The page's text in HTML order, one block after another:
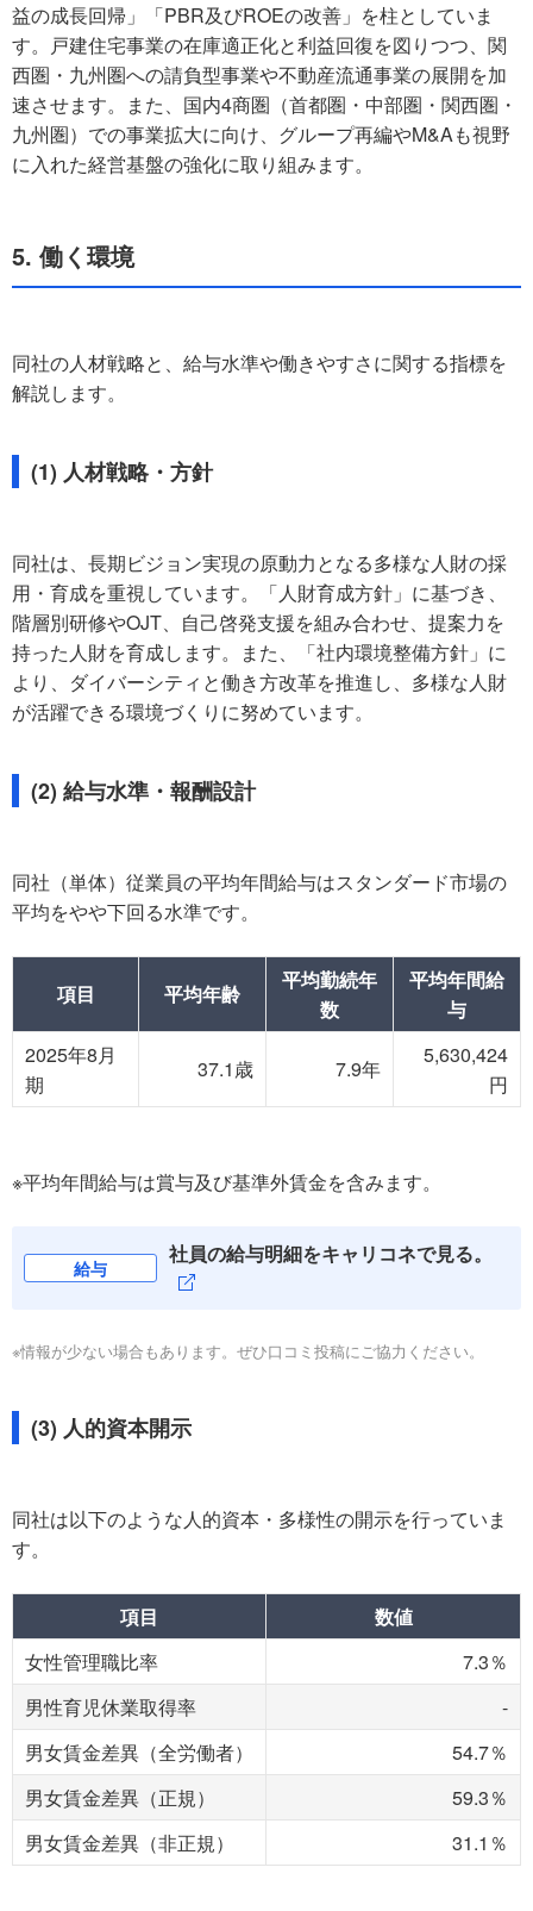
益の成長回帰」「PBR及びROEの改善」を柱としていま
す。戸建住宅事業の在庫適正化と利益回復を図りつつ、関
西圏・九州圏への請負型事業や不動産流通事業の展開を加
速させます。また、国内4商圏（首都圏・中部圏・関西圏・
九州圏）での事業拡大に向け、グループ再編やM&Aも視野
に入れた経営基盤の強化に取り組みます。
5. 働く環境
同社の人材戦略と、給与水準や働きやすさに関する指標を
解説します。
(1) 人材戦略・方針
同社は、長期ビジョン実現の原動力となる多様な人財の採
用・育成を重視しています。「人財育成方針」に基づき、
階層別研修やOJT、自己啓発支援を組み合わせ、提案力を
持った人財を育成します。また、「社内環境整備方針」に
より、ダイバーシティと働き方改革を推進し、多様な人財
が活躍できる環境づくりに努めています。
(2) 給与水準・報酬設計
同社（単体）従業員の平均年間給与はスタンダード市場の
平均をやや下回る水準です。
項目 平均年齢
平均勤続年
数
平均年間給
与
2025年8月
期
37.1歳 7.9年
5,630,424
円
※平均年間給与は賞与及び基準外賃金を含みます。
給与
社員の給与明細をキャリコネで見る。
※情報が少ない場合もあります。ぜひ口コミ投稿にご協力ください。
(3) 人的資本開示
同社は以下のような人的資本・多様性の開示を行っていま
す。
項目
数値
女性管理職比率
7.3％
男性育児休業取得率
-
男女賃金差異（全労働者）
54.7％
男女賃金差異（正規）
59.3％
男女賃金差異（非正規）
31.1％